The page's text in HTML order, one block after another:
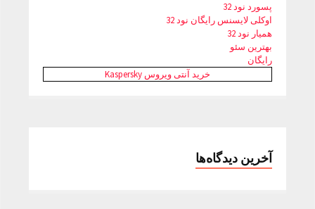
پسورد نود 32
اوکلی لایسنس رایگان نود 32
همیار نود 32
بهترین سئو
رایگان
خرید آنتی ویروس Kaspersky
آخرین دیدگاه‌ها